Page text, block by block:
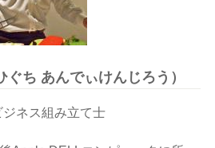
ち あんでぃけんじろう）
ネス組み立て士